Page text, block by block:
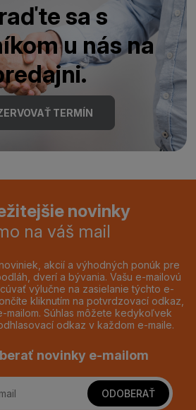
sa s
u nás na
TERMÍN
novinky
na váš mail
akcií a výhodných ponúk pre
dverí a bývania. Vašu e-mailovú
výlučne na zasielanie týchto e-
kliknutím na potvrdzovací odkaz,
mailom. Súhlas môžete kedykoľvek
odkaz v každom e-maile.
novinky e-mailom
ODOBERAŤ